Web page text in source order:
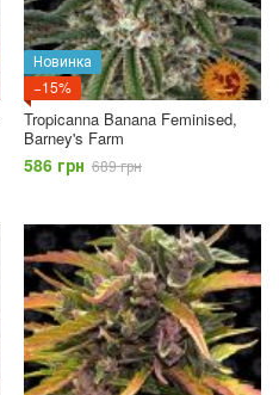
Новинка
−15%
Tropicanna Banana Feminised,
Barney's Farm
586 грн 689 грн